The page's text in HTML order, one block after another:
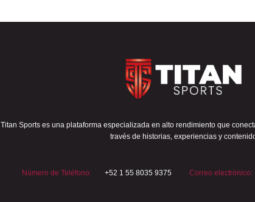
Titan Sports es una plataforma especializada en alto rendimiento que
través de historias, experiencias y
Número de Teléfono: +52 1 55 8035 9375 Correo electrónico: